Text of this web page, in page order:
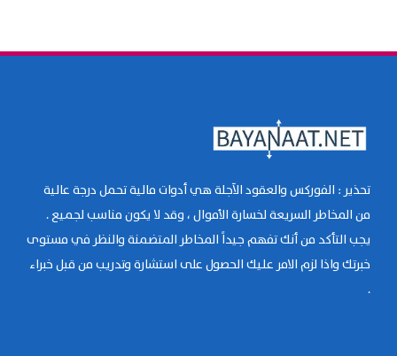
تحذير : الفوركس والعقود الآجلة هي أدوات مالية تحمل درجة عالية
من المخاطر السريعة لخسارة الأموال ، وقد لا يكون مناسب لجميع .
يجب التأكد من أنك تفهم جيداً المخاطر المتضمنة والنظر في مستوى
خبرتك واذا لزم الامر عليك الحصول على استشارة وتدريب من قبل خبراء
.